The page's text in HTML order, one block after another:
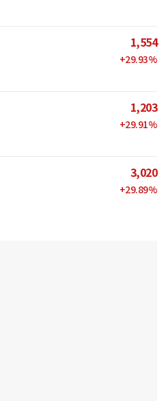
1,554
+29.93%
1,203
+29.91%
3,020
+29.89%